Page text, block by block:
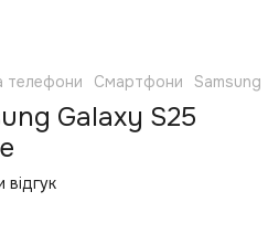
телефони Смартфони Samsung
Galaxy S25
відгук